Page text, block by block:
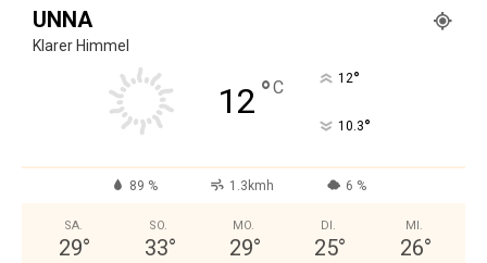
UNNA
Klarer Himmel
12 °C 12°
10.3°
89 % 1.3kmh 6 %
SA.
29°
SO.
33°
MO.
29°
DI.
25°
MI.
26°